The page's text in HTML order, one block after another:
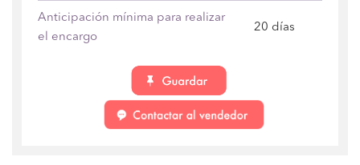
Anticipación mínima para realizar
el encargo
20 días